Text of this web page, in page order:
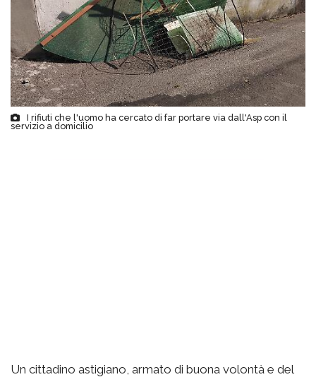
I rifiuti che l'uomo ha cercato di far portare via dall'Asp con il
servizio a domicilio
Un cittadino astigiano, armato di buona volontà e del